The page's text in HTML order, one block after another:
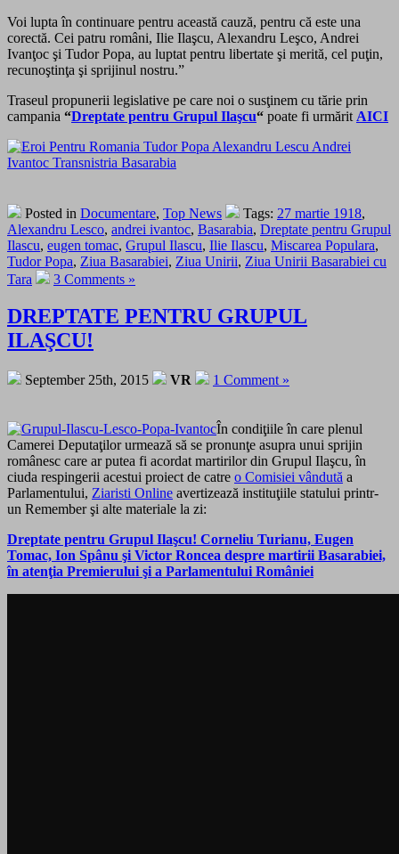
Voi lupta în continuare pentru această cauză, pentru că este una
corectă. Cei patru români, Ilie Ilaşcu, Alexandru Leşco, Andrei
Ivanţoc şi Tudor Popa, au luptat pentru libertate şi merită, cel puţin,
recunoştinţa şi sprijinul nostru.”
Traseul propunerii legislative pe care noi o susţinem cu tărie prin
campania “Dreptate pentru Grupul Ilaşcu“ poate fi urmărit AICI
Posted in Documentare, Top News Tags: 27 martie 1918,
Alexandru Lesco, andrei ivantoc, Basarabia, Dreptate pentru Grupul
Ilascu, eugen tomac, Grupul Ilascu, Ilie Ilascu, Miscarea Populara,
Tudor Popa, Ziua Basarabiei, Ziua Unirii, Ziua Unirii Basarabiei cu
Tara
3 Comments »
DREPTATE PENTRU GRUPUL
ILAŞCU!
September 25th, 2015 VR 1 Comment »
În condiţiile în care plenul
Camerei Deputaţilor urmează să se pronunţe asupra unui sprijin
românesc care ar putea fi acordat martirilor din Grupul Ilaşcu, în
ciuda respingerii acestui proiect de catre o Comisiei vândută a
Parlamentului, Ziaristi Online avertizează instituţiile statului printr-
un Remember şi alte materiale la zi:
Dreptate pentru Grupul Ilaşcu! Corneliu Turianu, Eugen
Tomac, Ion Spânu şi Victor Roncea despre martirii Basarabiei,
în atenţia Premierului şi a Parlamentului României